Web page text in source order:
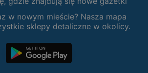
w nowym mieście? Nasza mapa
sklepy detaliczne w okolicy.